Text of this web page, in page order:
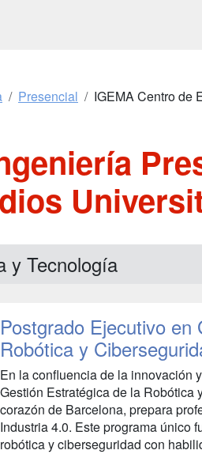
Presencial IGEMA Centro de
y Tecnología
Postgrado Ejecutivo
Robótica y
En la confluencia de la innovación
Gestión Estratégica de la Robótica
corazón de Barcelona, prepara
Industria 4.0. Este programa único
robótica y ciberseguridad con